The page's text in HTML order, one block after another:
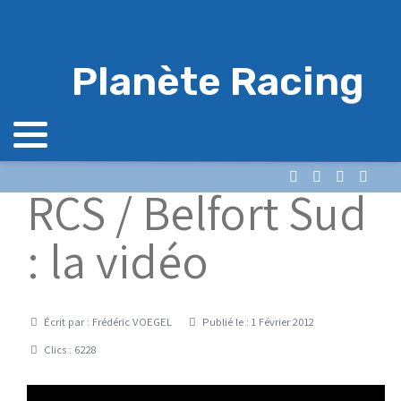
Planète Racing
RCS / Belfort Sud
: la vidéo
DétailsÉcrit par : Frédéric VOEGEL
Publié le : 1 Février 2012
Clics : 6228